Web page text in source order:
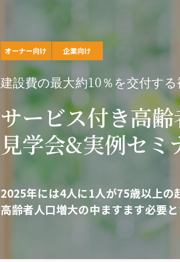
オーナー向け 企業向け
建設費の最大約10％を交付す
サービス付き高
見学会&実例セ
2025年には4人に1人が75歳以上の
高齢者人口増大の中ますます必要